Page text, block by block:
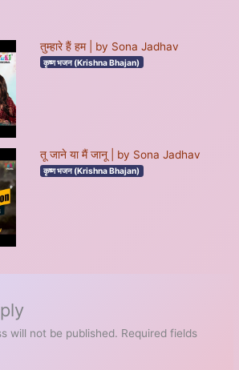
तुम्हारे हैं हम | by Sona Jadhav
कृष्ण भजन (Krishna Bhajan)
तू जाने या मैं जानू | by Sona Jadhav
कृष्ण भजन (Krishna Bhajan)
will not be published. Required fields